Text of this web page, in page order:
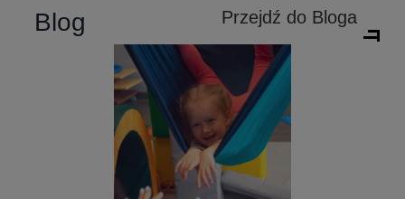
Blog Przejdź do Bloga